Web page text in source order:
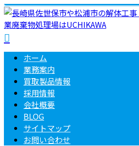
ホーム
業務案内
買取製品情報
採用情報
会社概要
BLOG
サイトマップ
お問い合わせ